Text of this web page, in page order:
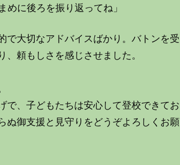
めに後ろを振り返ってね」
で大切なアドバイスばかり。バトンを受
頼もしさを感じさせました。
、子どもたちは安心して登校できてお
ぬ御支援と見守りをどうぞよろしくお願